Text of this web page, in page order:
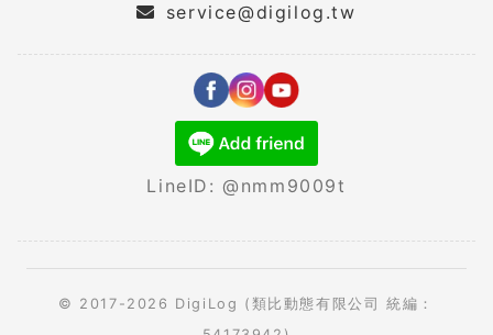
service@digilog.tw
LineID: @nmm9009t
© 2017-2026 DigiLog (類比動態有限公司 統編：